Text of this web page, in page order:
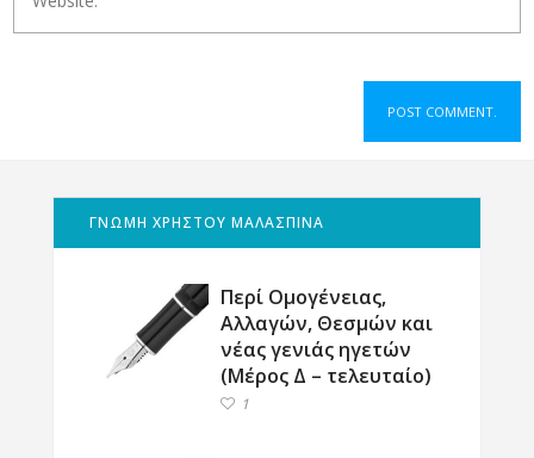
ΓΝΩΜΗ ΧΡΗΣΤΟΥ ΜΑΛΑΣΠΙΝΑ
Περί Ομογένειας,
Αλλαγών, Θεσμών και
νέας γενιάς ηγετών
(Μέρος Δ – τελευταίο)
1